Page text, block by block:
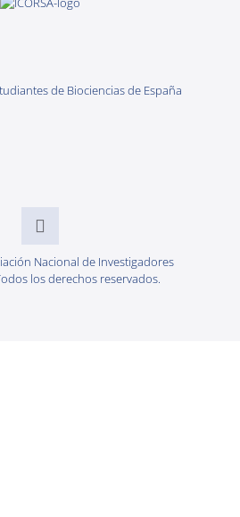
Nacional de Investigadores
los derechos reservados.